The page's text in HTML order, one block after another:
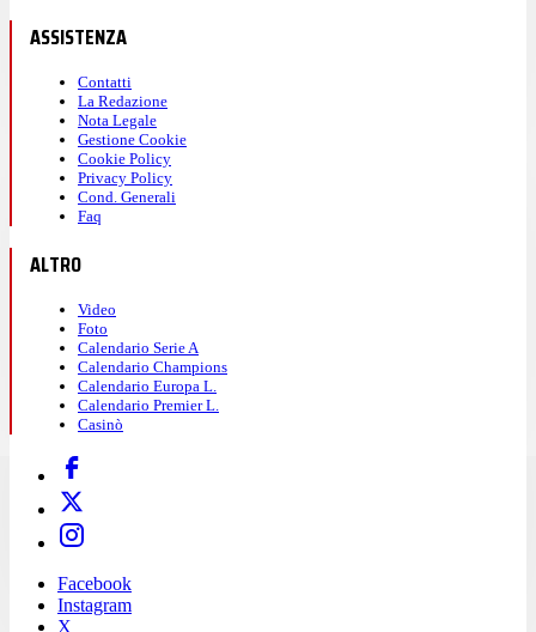
ASSISTENZA
Contatti
La Redazione
Nota Legale
Gestione Cookie
Cookie Policy
Privacy Policy
Cond. Generali
Faq
ALTRO
Video
Foto
Calendario Serie A
Calendario Champions
Calendario Europa L.
Calendario Premier L.
Casinò
Facebook
Instagram
X